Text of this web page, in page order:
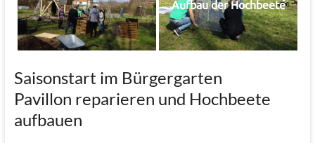
Aufbau der Hochbeete
Saisonstart im Bürgergarten
Pavillon reparieren und Hochbeete
aufbauen